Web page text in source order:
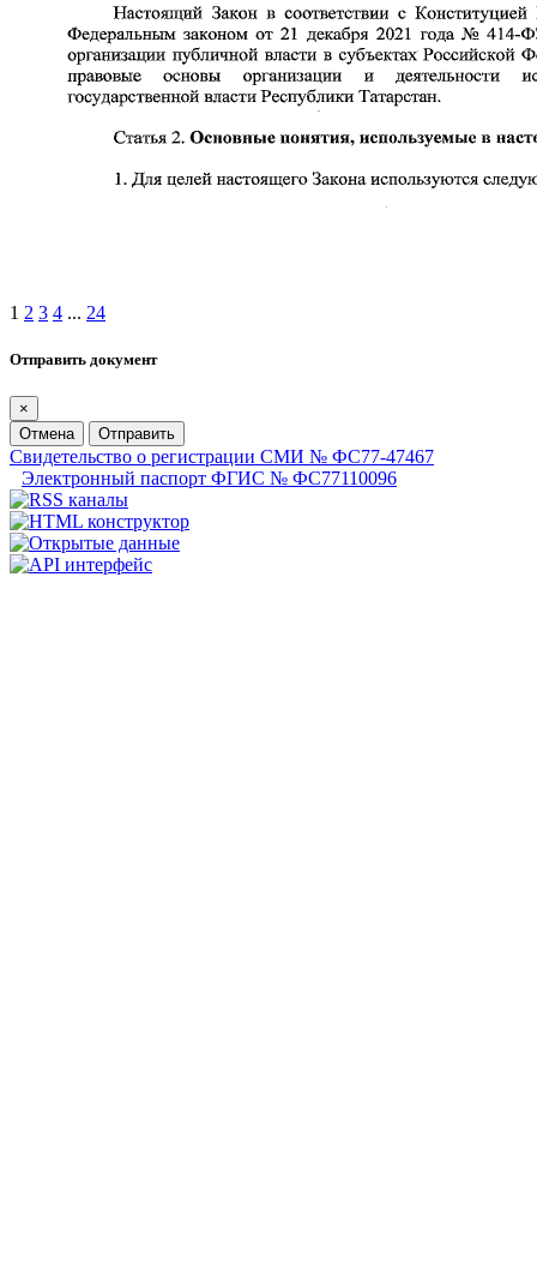
1 2 3 4 ... 24
Отправить документ
×
Отмена
Отправить
Свидетельство о регистрации СМИ № ФС77-47467
Электронный паспорт ФГИС № ФС77110096